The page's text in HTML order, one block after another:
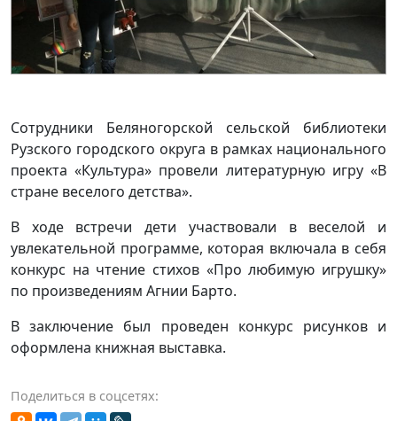
Сотрудники Беляногорской сельской библиотеки
Рузского городского округа в рамках национального
проекта «Культура» провели литературную игру «В
стране веселого детства».
В ходе встречи дети участвовали в веселой и
увлекательной программе, которая включала в себя
конкурс на чтение стихов «Про любимую игрушку»
по произведениям Агнии Барто.
В заключение был проведен конкурс рисунков и
оформлена книжная выставка.
Поделиться в соцсетях: